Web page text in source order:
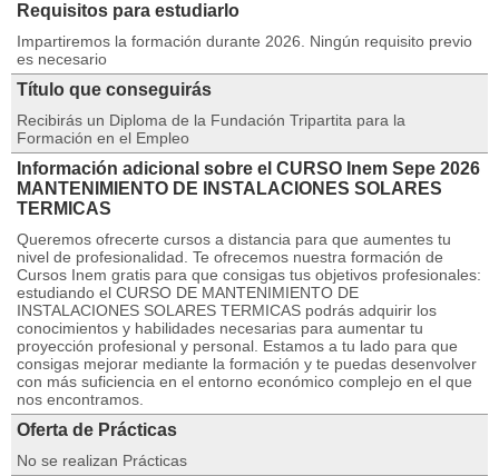
Requisitos para estudiarlo
Impartiremos la formación durante 2026. Ningún requisito previo
es necesario
Título que conseguirás
Recibirás un Diploma de la Fundación Tripartita para la
Formación en el Empleo
Información adicional sobre el CURSO Inem Sepe 2026
MANTENIMIENTO DE INSTALACIONES SOLARES
TERMICAS
Queremos ofrecerte cursos a distancia para que aumentes tu
nivel de profesionalidad. Te ofrecemos nuestra formación de
Cursos Inem gratis para que consigas tus objetivos profesionales:
estudiando el CURSO DE MANTENIMIENTO DE
INSTALACIONES SOLARES TERMICAS podrás adquirir los
conocimientos y habilidades necesarias para aumentar tu
proyección profesional y personal. Estamos a tu lado para que
consigas mejorar mediante la formación y te puedas desenvolver
con más suficiencia en el entorno económico complejo en el que
nos encontramos.
Oferta de Prácticas
No se realizan Prácticas